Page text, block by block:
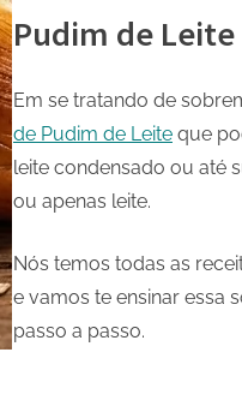
Pudim de Leite
Em se tratando de
de Pudim de Leite que
leite condensado ou até
ou apenas leite.
Nós temos todas as
e vamos te ensinar essa
passo a passo.